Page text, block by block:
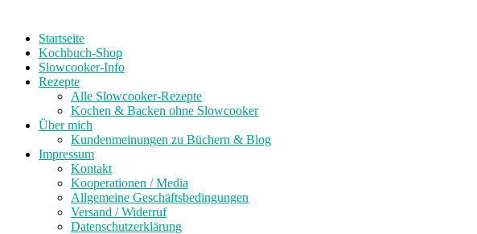
Startseite
Kochbuch-Shop
Slowcooker-Info
Rezepte
Alle Slowcooker-Rezepte
Kochen & Backen ohne Slowcooker
Über mich
Kundenmeinungen zu Büchern & Blog
Impressum
Kontakt
Kooperationen / Media
Allgemeine Geschäftsbedingungen
Versand / Widerruf
Datenschutzerklärung